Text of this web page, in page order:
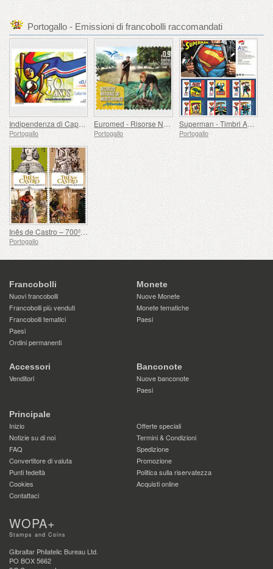
Portogallo - Emissioni di francobolli raccomandati
Indipendenza di Capo Verde - 50 Anni
Portogallo
Euromed - Risorse Naturali del Mediterraneo
Portogallo
Superman - Timbri Autoadesivi
Portogallo
Inês de Castro – 700º compleanno
Portogallo
Francobolli
Nuovi francobolli
Francobolli più venduti
Francobolli tematici
Paesi
Ordini permanenti
Monete
Nuove Monete
Monete tematiche
Paesi
Accessori
Venditori
Banconote
Nuove banconote
Paesi
Principale
Inizio
Offerte speciali
Notizie su di noi
Termini & Condizioni
FAQ
Spedizione
Convertitore di valuta
Promozione
Punti fedeltà
Politica sulla riservatezza
Cookies
Acquisti online
Contattaci
WOPA+
Stamps and Coins
Gibraltar Philatelic Bureau Ltd.
PO BOX 5662